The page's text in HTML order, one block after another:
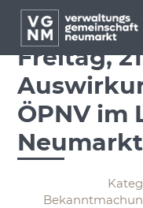
Menü überspringen
Menü überspringen
Erneuter
Freitag,
ÖPNV im
Neumarkt